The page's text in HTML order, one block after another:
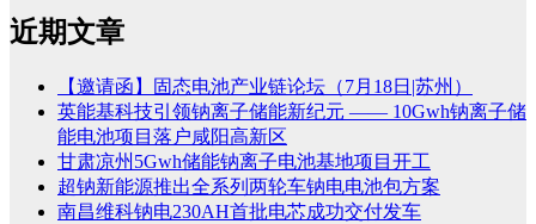
近期文章
【邀请函】固态电池产业链论坛（7月18日|苏州）
英能基科技引领钠离子储能新纪元 —— 10Gwh钠离子储
能电池项目落户咸阳高新区
甘肃凉州5Gwh储能钠离子电池基地项目开工
超钠新能源推出全系列两轮车钠电电池包方案
南昌维科钠电230AH首批电芯成功交付发车